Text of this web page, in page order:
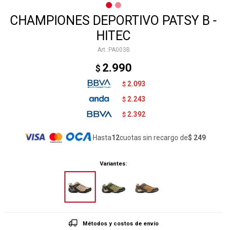
CHAMPIONES DEPORTIVO PATSY B -
HITEC
PA003B
$ 2.990
$ 2.093
$ 2.243
$ 2.392
Hasta12cuotas sin recargo de$ 249
Variantes:
Métodos y costos de envío